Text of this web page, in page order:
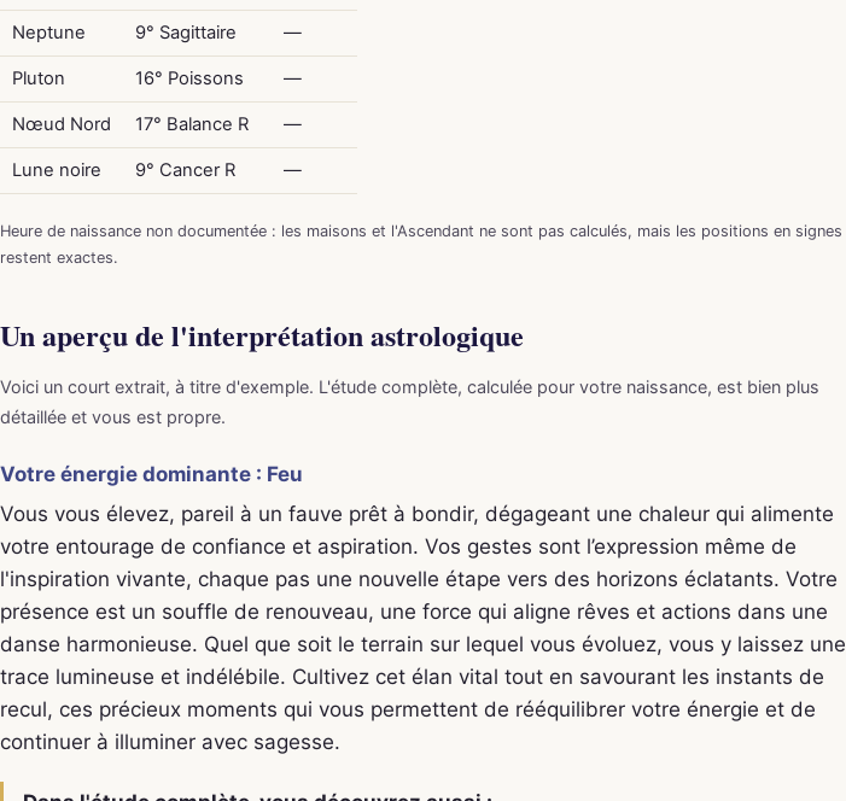
Neptune 9° Sagittaire —
Pluton 16° Poissons —
Nœud Nord 17° Balance R —
Lune noire 9° Cancer R —
Heure de naissance non documentée : les maisons et l'Ascendant ne sont pas calculés, mais les positions en signes
restent exactes.
Un aperçu de l'interprétation astrologique
Voici un court extrait, à titre d'exemple. L'étude complète, calculée pour votre naissance, est bien plus
détaillée et vous est propre.
Votre énergie dominante : Feu
Vous vous élevez, pareil à un fauve prêt à bondir, dégageant une chaleur qui alimente
votre entourage de confiance et aspiration. Vos gestes sont l’expression même de
l'inspiration vivante, chaque pas une nouvelle étape vers des horizons éclatants. Votre
présence est un souffle de renouveau, une force qui aligne rêves et actions dans une
danse harmonieuse. Quel que soit le terrain sur lequel vous évoluez, vous y laissez une
trace lumineuse et indélébile. Cultivez cet élan vital tout en savourant les instants de
recul, ces précieux moments qui vous permettent de rééquilibrer votre énergie et de
continuer à illuminer avec sagesse.